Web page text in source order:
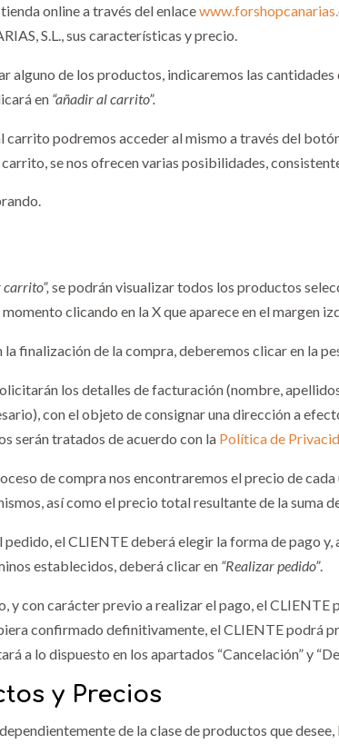
online a través del enlacewww.forshopcanarias.
S.L., sus características y precio.
alguno de los productos, indicaremos las
en “añadir al carrito”.
carrito podremos acceder al mismo a través del
se nos ofrecen varias posibilidades,
carrito”, se podrán visualizar todos los productos
clicando en la X que aparece en el margen
la finalización de la compra, deberemos clicar en la
los detalles de facturación (nombre,
con el objeto de consignar una dirección a
serán tratados de acuerdo con la Política de
de compra nos encontraremos el precio de
así como el precio total resultante de la suma
pedido, el CLIENTE deberá elegir la forma de pago
establecidos, deberá clicar en “Realizar pedido”.
y con carácter previo a realizar el pago, el
confirmado definitivamente, el CLIENTE podrá
a lo dispuesto en los apartados “Cancelación” y
y Precios
de la clase de productos que